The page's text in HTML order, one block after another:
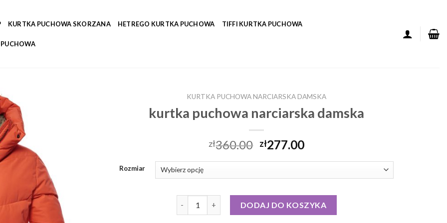
KURTKA PUCHOWA SKORZANA HETREGO KURTKA PUCHOWA TIFFI KURTKA PUCHOWA
KURTKA PUCHOWA NARCIARSKA DAMSKA
kurtka puchowa narciarska damska
zł360.00 zł277.00
Rozmiar
DODAJ DO KOSZYKA